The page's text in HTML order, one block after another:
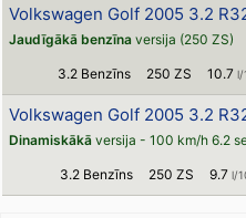
Volkswagen Golf 2005 3.2
Jaudīgākā benzīna versija (250 ZS)
3.2 Benzīns 250 ZS 10.7l/
Volkswagen Golf 2005 3.2
Dinamiskākā versija - 100 km/h 6.2
3.2 Benzīns 250 ZS 9.7 l/